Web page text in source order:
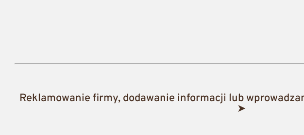
Reklamowanie firmy, dodawanie informacji lub
➤